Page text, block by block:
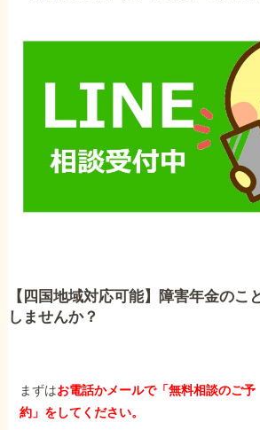
【四国地域対応可能】障害年金のこ
しませんか？
まずはお電話かメールで「無料相談のご予
約」をしてください。